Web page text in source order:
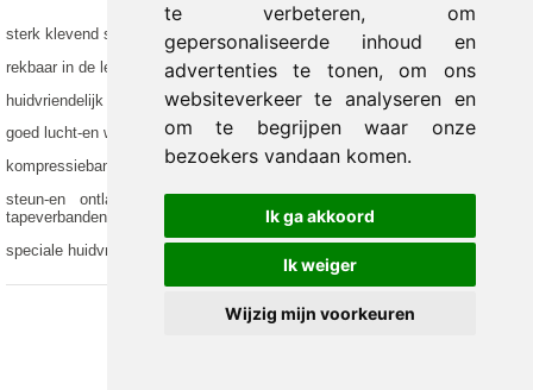
te verbeteren, om
gepersonaliseerde inhoud en
advertenties te tonen, om ons
websiteverkeer te analyseren en
om te begrijpen waar onze
bezoekers vandaan komen.
Ik ga akkoord
Ik weiger
Wijzig mijn voorkeuren
sterk klevend steunwindsel.
rekbaar in de lengte, korte rek.
huidvriendelijk en uitermate goed moduleerbaar.
goed lucht-en waterdampdoorlatend.
kompressiebandage voor aktieve musculatuur.
steun-en ontlastingsbandage na b.v. distorsies, luxaties etc. of bij
tapeverbanden.
speciale huidvriendelijke zinkoxide kleeflaag op 100% katoenen weefsel.